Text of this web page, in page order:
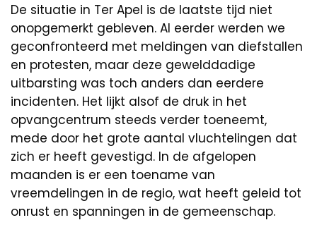
De situatie in Ter Apel is de laatste tijd niet
onopgemerkt gebleven. Al eerder werden we
geconfronteerd met meldingen van diefstallen
en protesten, maar deze gewelddadige
uitbarsting was toch anders dan eerdere
incidenten. Het lijkt alsof de druk in het
opvangcentrum steeds verder toeneemt,
mede door het grote aantal vluchtelingen dat
zich er heeft gevestigd. In de afgelopen
maanden is er een toename van
vreemdelingen in de regio, wat heeft geleid tot
onrust en spanningen in de gemeenschap.